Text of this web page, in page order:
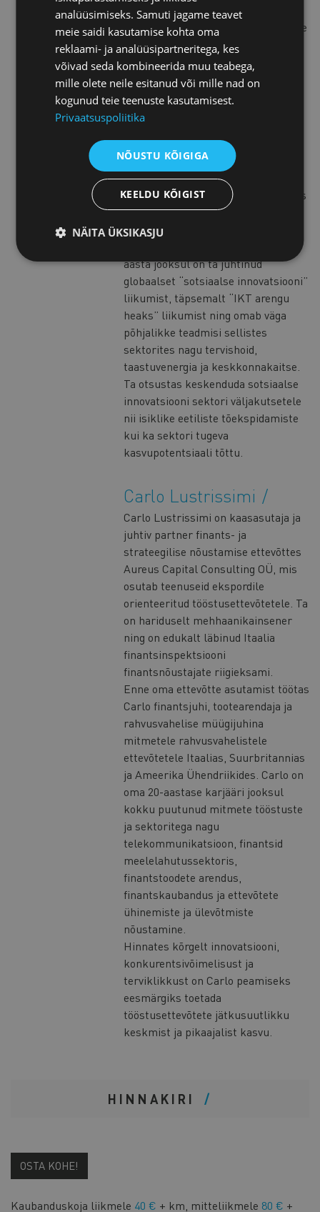
• Rahvusvaheliste projektide
juhtimine, sh lobitöö avaliku halduse
asutuste ja kohalike ning
rahvusvaheliste institutsioonide
juures (tööstusliidud,
ministeeriumid, saatkonnad ja
konsulaadid, EL, Rahvusvahelised
Bruno Conte
Bruno Conte on ettevõtja ja juht, kes
on seotud nii kasumit tootva
ettevõtluse kui ka kolmanda sektori
aasta jooksul on ta juhtinud
globaalset “sotsiaalse innovatsiooni”
liikumist, täpsemalt “IKT arengu
heaks” liikumist ning omab väga
põhjalikke teadmisi sellistes
sektorites nagu tervishoid,
taastuvenergia ja keskkonnakaitse.
Ta otsustas keskenduda sotsiaalse
innovatsiooni sektori väljakutsetele
nii isiklike eetiliste tõekspidamiste
kui ka sektori tugeva
kasvupotentsiaali tõttu.
Carlo Lustrissimi
Carlo Lustrissimi on kaasasutaja ja
juhtiv partner finants- ja
strateegilise nõustamise ettevõttes
Aureus Capital Consulting OÜ, mis
osutab teenuseid ekspordile
orienteeritud tööstusettevõtetele. Ta
on hariduselt mehhaanikainsener
ning on edukalt läbinud Itaalia
finantsinspektsiooni
finantsnõustajate riigieksami.
Enne oma ettevõtte asutamist töötas
Carlo finantsjuhi, tootearendaja ja
rahvusvahelise müügijuhina
mitmetele rahvusvahelistele
ettevõtetele Itaalias, Suurbritannias
ja Ameerika Ühendriikides. Carlo on
oma 20-aastase karjääri jooksul
kokku puutunud mitmete tööstuste
ja sektoritega nagu
telekommunikatsioon, finantsid
meelelahutussektoris,
finantstoodete arendus,
finantskaubandus ja ettevõtete
ühinemiste ja ülevõtmiste
nõustamine.
Hinnates kõrgelt innovatsiooni,
konkurentsivõimelisust ja
terviklikkust on Carlo peamiseks
eesmärgiks toetada
tööstusettevõtete jätkusuutlikku
keskmist ja pikaajalist kasvu.
HINNAKIRI
OSTA KOHE!
Kaubanduskoja liikmele 40 € + km, mitteliikmele 80 € +
analüüsimiseks. Samuti jagame teavet
meie saidi kasutamise kohta oma
reklaami- ja analüüsipartneritega, kes
võivad seda kombineerida muu teabega,
mille olete neile esitanud või mille nad on
kogunud teie teenuste kasutamisest.
Privaatsuspoliitika
NÕUSTU KÕIGIGA
KEELDU KÕIGIST
NÄITA ÜKSIKASJU